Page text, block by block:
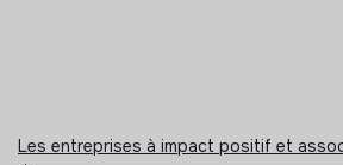
Les entreprises à impact positif et